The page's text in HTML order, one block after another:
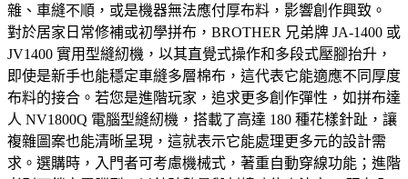
雜、車縫不順，或是機器無法應付厚布料，影響創作興致。
對於居家日常修補或初學拼布，BROTHER 兄弟牌 JA-1400 或
JV1400 實用型縫紉機，以其直覺式操作和多段式壓腳抬升，
即使是新手也能穩定車縫多層棉布，這代表它能適應不同厚度
布料的接合。若您是進階玩家，追求更多創作彈性，如拼布達
人 NV1800Q 電腦型縫紉機，搭載了高達 180 種花樣針趾，讓
複雜圖案也能清晰呈現，這就表示它能處理更多元的設計需
求。選購時，入門者可考慮機械式，著重自動穿線功能；進階